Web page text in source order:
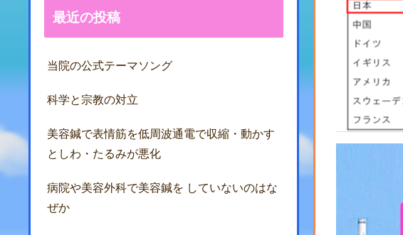
最近の投稿
当院の公式テーマソング
科学と宗教の対立
美容鍼で表情筋を低周波通電で収縮・動かす
としわ・たるみが悪化
病院や美容外科で美容鍼を していないのはな
ぜか